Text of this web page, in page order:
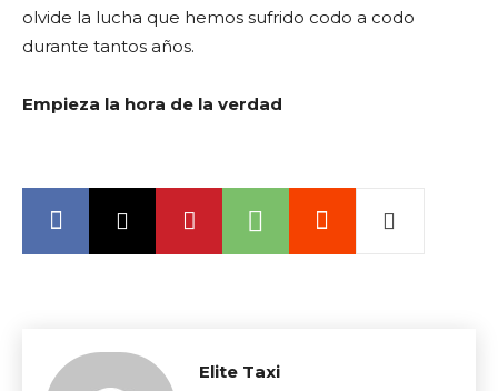
olvide la lucha que hemos sufrido codo a codo
durante tantos años.
Empieza la hora de la verdad
Elite Taxi